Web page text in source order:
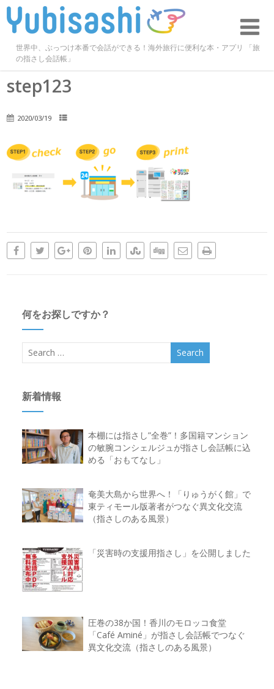
世界中、ぶっつけ本番で会話ができる！海外旅行に便利な本・アプリ 「旅
の指さし会話帳」
step123
2020/03/19
何をお探しですか？
新着情報
本棚には指さし”全巻”！多国籍マンション
の敏腕コンシェルジュが指さし会話帳に込
める「おもてなし」
奄美大島から世界へ！「りゅうがく館」で
東ティモール版著者がつなぐ異文化交流
（指さしのある風景）
「災害時の支援用指さし」を公開しました
圧巻の38か国！香川のモロッコ食堂
「Café Aminé」が指さし会話帳でつなぐ
異文化交流（指さしのある風景）